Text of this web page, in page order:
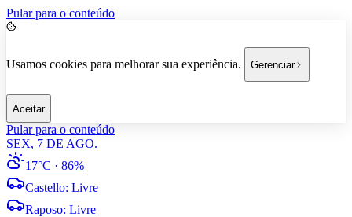
Pular para o conteúdo
Usamos cookies para melhorar sua experiência. Gerenciar
Aceitar
Pular para o conteúdo
SEX, 7 DE AGO.
17°C · 86%
Castello: Livre
Raposo: Livre